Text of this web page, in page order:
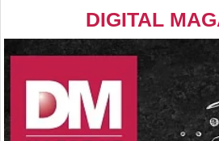
DIGITAL